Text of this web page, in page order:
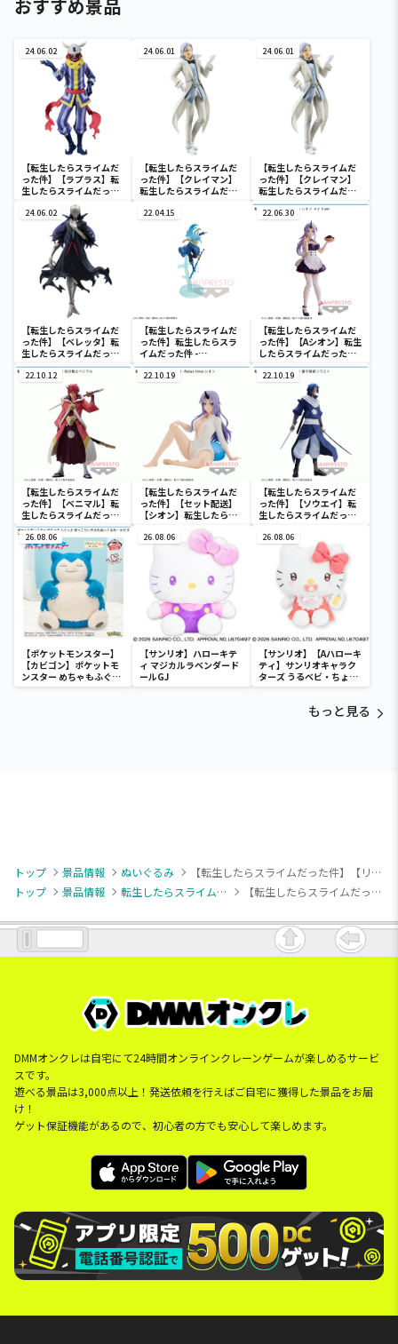
おすすめ景品
24.06.02
【転生したらスライムだ
った件】【ラプラス】転
生したらスライムだった
件 -Otherworlder-フィ
ギュア vol.18
24.06.01
【転生したらスライムだ
った件】【クレイマン】
転生したらスライムだっ
ィギュア vol.17
24.06.01
【転生したらスライムだ
った件】【クレイマン】
転生したらスライムだっ
た件 -Otherworlder-フ
ィギュア vol.17
24.06.02
【転生したらスライムだ
った件】【ベレッタ】転
生したらスライムだった
件 -Otherworlder-フィ
ギュア vol.18
22.04.15
【転生したらスライムだ
った件】転生したらスラ
イムだった件 -
Otherworlder Plus-リ
ムル＝テンペスト フィギ
22.06.30
【転生したらスライムだ
った件】【Aシオン】転生
したらスライムだった件
シオン メイドver.
22.10.12
【転生したらスライムだ
った件】【ベニマル】転
生したらスライムだった
件 紅の戦士ベニマル
22.10.19
【転生したらスライムだ
った件】【セット配送】
【シオン】転生したらス
ライムだった件 -Relax
time-シオン
22.10.19
【転生したらスライムだ
った件】【ソウエイ】転
生したらスライムだった
26.08.06
【ポケットモンスター】
【カビゴン】ポケットモ
ンスター めちゃもふぐっ
と ほっこりいやされぬい
26.08.06
【サンリオ】ハローキテ
ィ マジカルラベンダード
ールGJ
26.08.06
【サンリオ】【Aハローキ
ティ】サンリオキャラク
ターズ うるベビ・ちょい
デカドール
もっと見る
トップ 景品情報 ぬいぐるみ
【転生したらスライムだった件】【リムル様】転生したらスライムだった件 ひえひえリムル様ぬいぐるみ
トップ
景品情報 転生したらスライムだった件 【転生したらスライムだった件】【リムル様】転生したらスライムだった件 ひえひえリムル様ぬいぐるみ
DMMオンクレは自宅にて24時間オンラインクレーンゲームが楽しめるサービ
スです。
遊べる景品は3,000点以上！発送依頼を行えばご自宅に獲得した景品をお届
け！
ゲット保証機能があるので、初心者の方でも安心して楽しめます。